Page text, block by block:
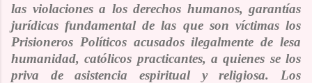
las violaciones a los derechos humanos, garantías
jurídicas fundamental de las que son víctimas los
Prisioneros Políticos acusados ilegalmente de lesa
humanidad, católicos practicantes, a quienes se los
priva de asistencia espiritual y religiosa. Los